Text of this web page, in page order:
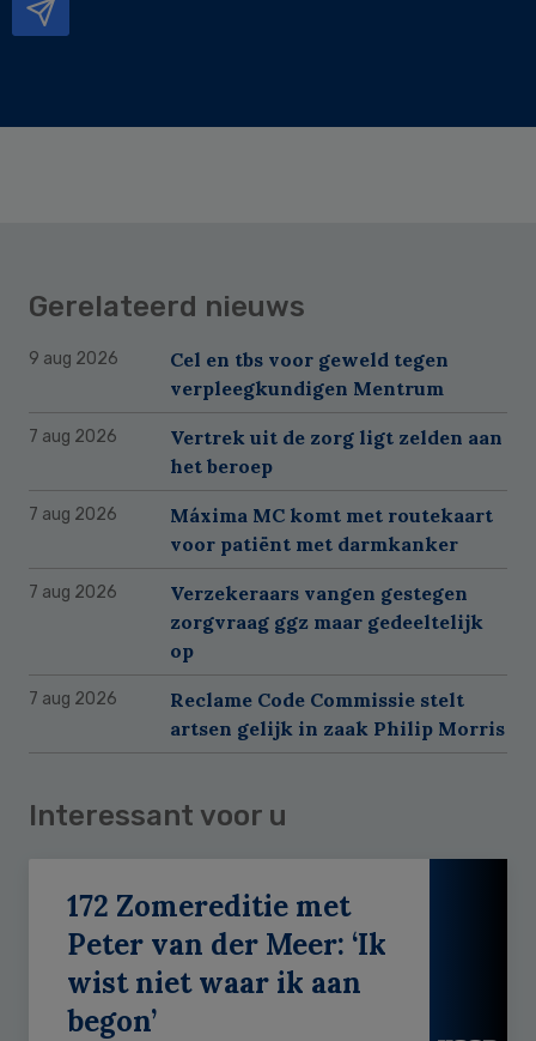
Gerelateerd nieuws
9 aug 2026
Cel en tbs voor geweld tegen
verpleegkundigen Mentrum
7 aug 2026
Vertrek uit de zorg ligt zelden aan
het beroep
7 aug 2026
Máxima MC komt met routekaart
voor patiënt met darmkanker
7 aug 2026
Verzekeraars vangen gestegen
zorgvraag ggz maar gedeeltelijk
op
7 aug 2026
Reclame Code Commissie stelt
artsen gelijk in zaak Philip Morris
Interessant voor u
172 Zomereditie met
Peter van der Meer: ‘Ik
wist niet waar ik aan
begon’